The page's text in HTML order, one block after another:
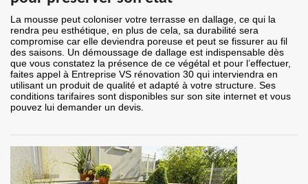
La mousse peut coloniser votre terrasse en dallage, ce qui la
rendra peu esthétique, en plus de cela, sa durabilité sera
compromise car elle deviendra poreuse et peut se fissurer au fil
des saisons. Un démoussage de dallage est indispensable dès
que vous constatez la présence de ce végétal et pour l’effectuer,
faites appel à Entreprise VS rénovation 30 qui interviendra en
utilisant un produit de qualité et adapté à votre structure. Ses
conditions tarifaires sont disponibles sur son site internet et vous
pouvez lui demander un devis.